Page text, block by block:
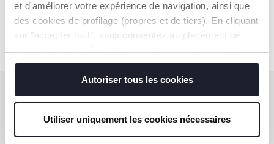
et d'améliorer votre expérience de navigation, ainsi que
des cookies de profilage (propres et de tiers). En cliquant
sur "accepter tout", vous consentez au placement de
modifier ou révoquer le consentement de tous les
cookies ou de certains d'entre eux, cliquez sur "afficher
les détails". En fermant cette bannière, vous consentez à
sont indispensables pour profiter du service demandé.
Autoriser tous les cookies
Utiliser uniquement les cookies nécessaires
geven.